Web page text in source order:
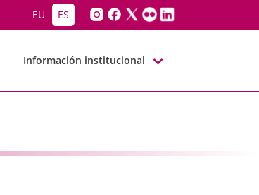
EU ES
Información institucional